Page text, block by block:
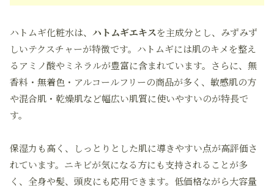
ハトムギ化粧水は、 ハトムギエキスを主成分とし、みずみず
しいテクスチャーが特徴です。ハトムギには肌のキメを整え
るアミノ酸やミネラルが豊富に含まれています。さらに、無
香料・無着色・アルコールフリーの商品が多く、敏感肌の方
や混合肌・乾燥肌など幅広い肌質に使いやすいのが特長で
す。
保湿力も高く、しっとりとした肌に導きやすい点が高評価さ
れています。ニキビが気になる方にも支持されることが多
く、全身や髪、頭皮にも応用できます。低価格ながら大容量